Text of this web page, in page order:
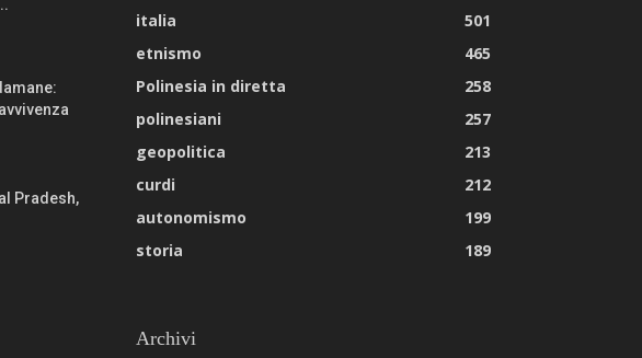
Pradesh,
italia
501
etnismo
465
Polinesia in diretta
258
polinesiani
257
geopolitica
213
curdi
212
autonomismo
199
storia
189
Archivi